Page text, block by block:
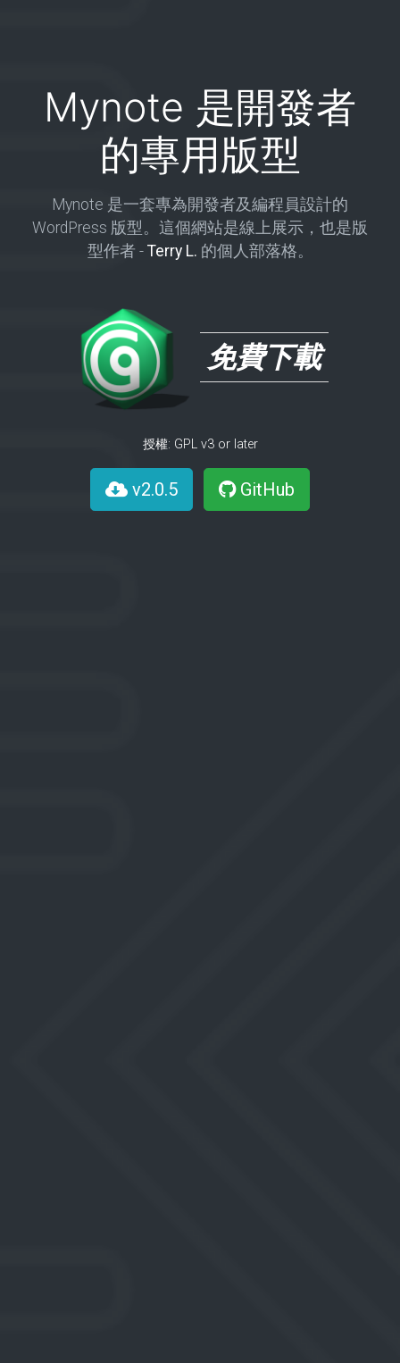
Mynote 是開發者
的專用版型
Mynote 是一套專為開發者及編程員設計的
WordPress 版型。這個網站是線上展示，也是版
型作者 - Terry L. 的個人部落格。
免費下載
授權: GPL v3 or later
v2.0.5 GitHub